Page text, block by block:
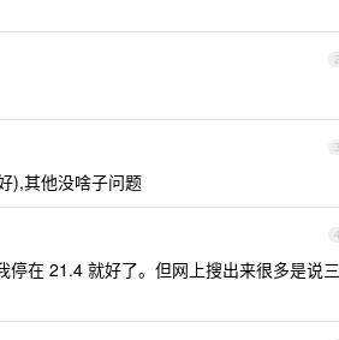
2
3
),其他没啥子问题
4
在 21.4 就好了。但网上搜出来很多是说三